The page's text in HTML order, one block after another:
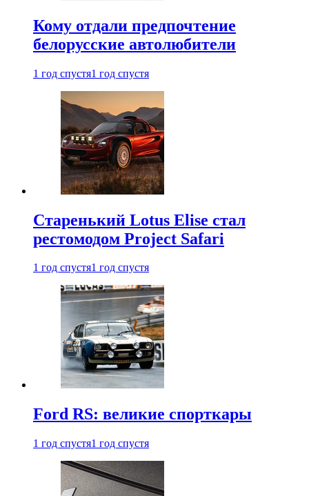
Кому отдали предпочтение
белорусские автолюбители
1 год спустя1 год спустя
Старенький Lotus Elise стал
рестомодом Project Safari
1 год спустя1 год спустя
Ford RS: великие спорткары
1 год спустя1 год спустя